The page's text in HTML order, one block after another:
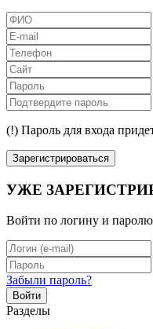
(!) Пароль для входа
Зарегистрироваться
УЖЕ
Войти по логину и паролю
Забыли пароль?
Войти
Разделы